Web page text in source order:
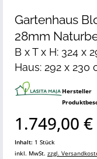
Gartenhaus
28mm
B x T x H: 324 x
Haus: 292 x 230
Hersteller
1.749,00 €
Inhalt: 1 Stück
inkl. MwSt. zzgl.